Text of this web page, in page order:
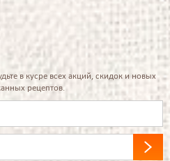
в кусре всех акций, скидок и новых
рецептов.